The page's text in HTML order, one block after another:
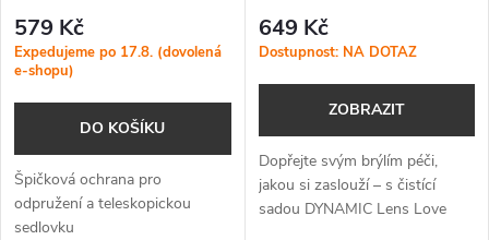
579 Kč
Expedujeme po 17.8. (dovolená
e-shopu)
DO KOŠÍKU
Špičková ochrana pro
odpružení a teleskopickou
sedlovku
649 Kč
Dostupnost: NA DOTAZ
ZOBRAZIT
Dopřejte svým brýlím péči,
jakou si zaslouží – s čistící
sadou DYNAMIC Lens Love